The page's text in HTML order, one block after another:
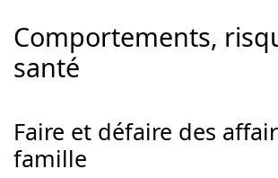
Comportements,
santé
Faire et défaire des
famille